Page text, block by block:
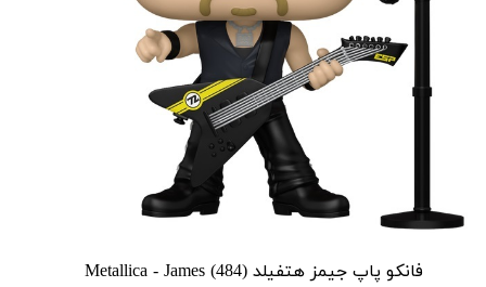
فانکو پاپ جیمز هتفیلد Metallica - James (484)